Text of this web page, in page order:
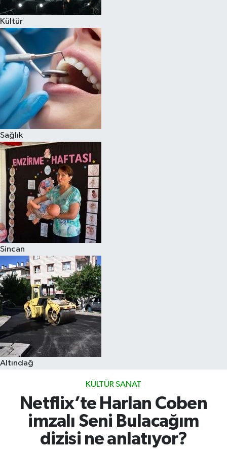
Kültür
Sağlık
Sincan
Altındağ
KÜLTÜR SANAT
Netflix’te Harlan Coben
imzalı Seni Bulacağım
dizisi ne anlatıyor?